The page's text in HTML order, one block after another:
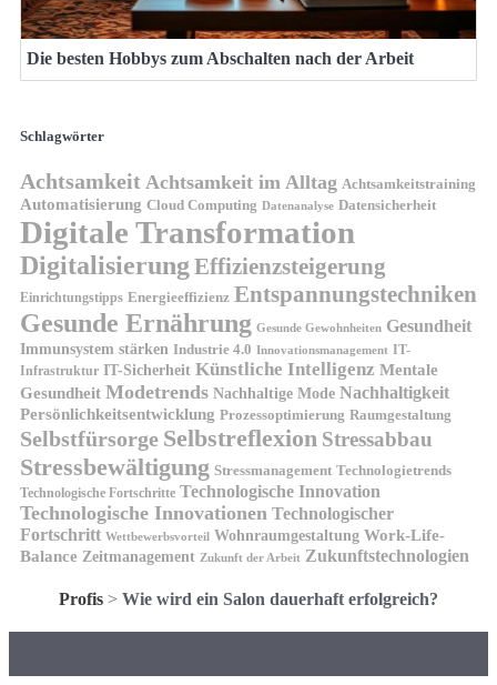
Die besten Hobbys zum Abschalten nach der Arbeit
Schlagwörter
Achtsamkeit Achtsamkeit im Alltag Achtsamkeitstraining
Automatisierung Cloud Computing Datenanalyse Datensicherheit
Digitale Transformation
Digitalisierung Effizienzsteigerung
Einrichtungstipps Energieeffizienz Entspannungstechniken
Gesunde Ernährung Gesunde Gewohnheiten Gesundheit
Immunsystem stärken Industrie 4.0 Innovationsmanagement IT-
Infrastruktur IT-Sicherheit Künstliche Intelligenz Mentale
Gesundheit Modetrends Nachhaltige Mode Nachhaltigkeit
Persönlichkeitsentwicklung Prozessoptimierung Raumgestaltung
Selbstfürsorge Selbstreflexion Stressabbau
Stressbewältigung Stressmanagement Technologietrends
Technologische Fortschritte Technologische Innovation
Technologische Innovationen Technologischer
Fortschritt Wettbewerbsvorteil Wohnraumgestaltung Work-Life-
Balance Zeitmanagement Zukunft der Arbeit Zukunftstechnologien
Profis > Wie wird ein Salon dauerhaft erfolgreich?